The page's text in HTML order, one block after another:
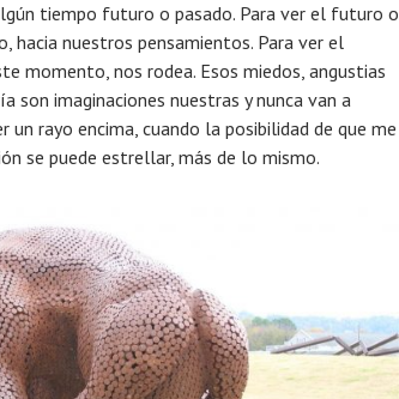
tiempo futuro o pasado. Para ver el futuro o
hacia nuestros pensamientos. Para ver el
momento, nos rodea. Esos miedos, angustias
son imaginaciones nuestras y nunca van a
un rayo encima, cuando la posibilidad de que me
se puede estrellar, más de lo mismo.